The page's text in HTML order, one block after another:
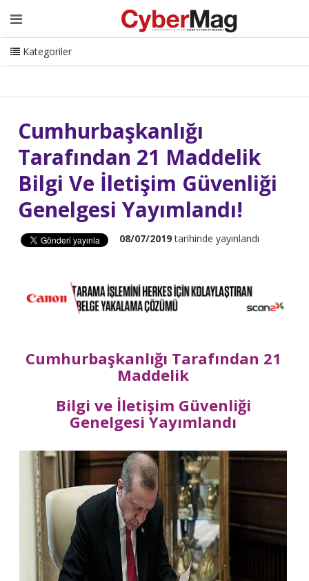
Ana Sayfa Hakkımızda Dergi Editörden
Danışmanlık
ISC Turkey Sizden Gelenler
İletişim
CyberMag Logo
Kategoriler
Cumhurbaşkanlığı
Tarafından 21 Maddelik
Bilgi Ve İletişim Güvenliği
Genelgesi Yayımlandı!
08/07/2019tarihinde yayınlandı
Cumhurbaşkanlığı Tarafından 21
Maddelik
Bilgi ve İletişim Güvenliği
Genelgesi Yayımlandı